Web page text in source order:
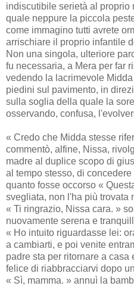
indiscutibile serietà al
quale neppure la piccola
come immagino tutti avrete
arrischiare il proprio infantile
Non una singola, ulteriore
fu necessaria, a Mera per far
vedendo la lacrimevole
piedini sul pavimento, in
sulla soglia della quale la
osservando, confusa,
« Credo che Midda stesse
commentò, alfine, Nissa,
madre al duplice scopo di
al tempo stesso, di
quanto fosse occorso «
svegliata, non l'ha più trovata
« Ti ringrazio, Nissa cara. »
nuovamente serena e
« Ho intuito riguardasse lei:
a cambiarti, e poi venite
padre sta per ritornare a casa
felice di riabbracciarvi dopo
« Sì, mamma. » annuì la